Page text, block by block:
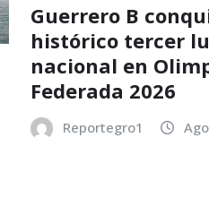
Guerrero B
histórico tercer
nacional en
Federada 2026
Reportegro1